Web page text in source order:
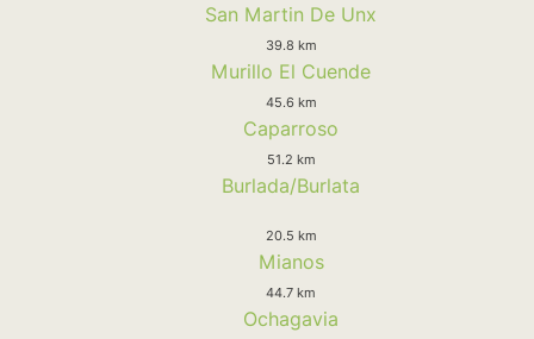
San Martin De Unx
39.8 km
Murillo El Cuende
45.6 km
Caparroso
51.2 km
Burlada/Burlata
20.5 km
Mianos
44.7 km
Ochagavia